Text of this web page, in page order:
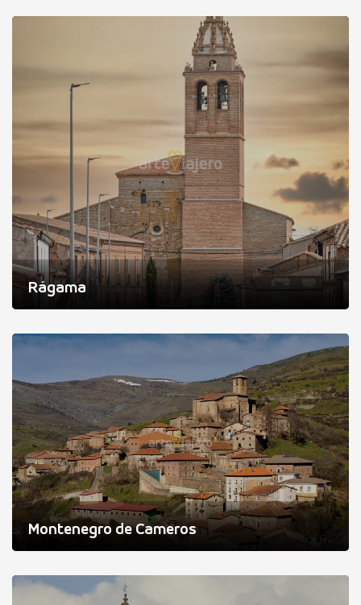
Rágama
Montenegro de Cameros